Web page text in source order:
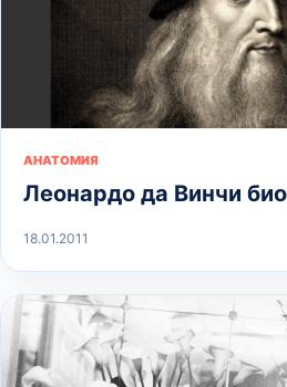
АНАТОМИЯ
Леонардо да Винчи
18.01.2011